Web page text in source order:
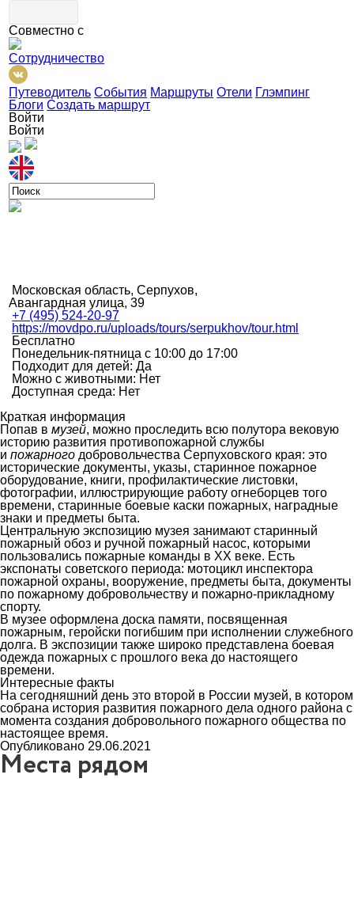
Совместно с
Сотрудничество
Путеводитель События Маршруты Отели Глэмпинг
Блоги Создать маршрут
Войти
Войти
Московская область, Серпухов,
Авангардная улица, 39
+7 (495) 524-20-97
https://movdpo.ru/uploads/tours/serpukhov/tour.html
Бесплатно
Понедельник-пятница с 10:00 до 17:00
Подходит для детей: Да
Можно с животными: Нет
Доступная среда: Нет
Краткая информация
Попав в музей, можно проследить всю полутора вековую
историю развития противопожарной службы
и пожарного добровольчества Серпуховского края: это
исторические документы, указы, старинное пожарное
оборудование, книги, профилактические листовки,
фотографии, иллюстрирующие работу огнеборцев того
времени, старинные боевые каски пожарных, наградные
знаки и предметы быта.
Центральную экспозицию музея занимают старинный
пожарный обоз и ручной пожарный насос, которыми
пользовались пожарные команды в XX веке. Есть
экспонаты советского периода: мотоцикл инспектора
пожарной охраны, вооружение, предметы быта, документы
по пожарному добровольчеству и пожарно-прикладному
спорту.
В музее оформлена доска памяти, посвященная
пожарным, геройски погибшим при исполнении служебного
долга. В экспозиции также широко представлена боевая
одежда пожарных с прошлого века до настоящего
времени.
Интересные факты
На сегодняшний день это второй в России музей, в котором
собрана история развития пожарного дела одного района с
момента создания добровольного пожарного общества по
настоящее время.
Опубликовано 29.06.2021
Места рядом